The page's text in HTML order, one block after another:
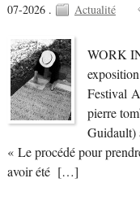
07-2026 . Actualité
WORK
Festival
pierre
Guidault)
« Le procédé pour
avoir été […]